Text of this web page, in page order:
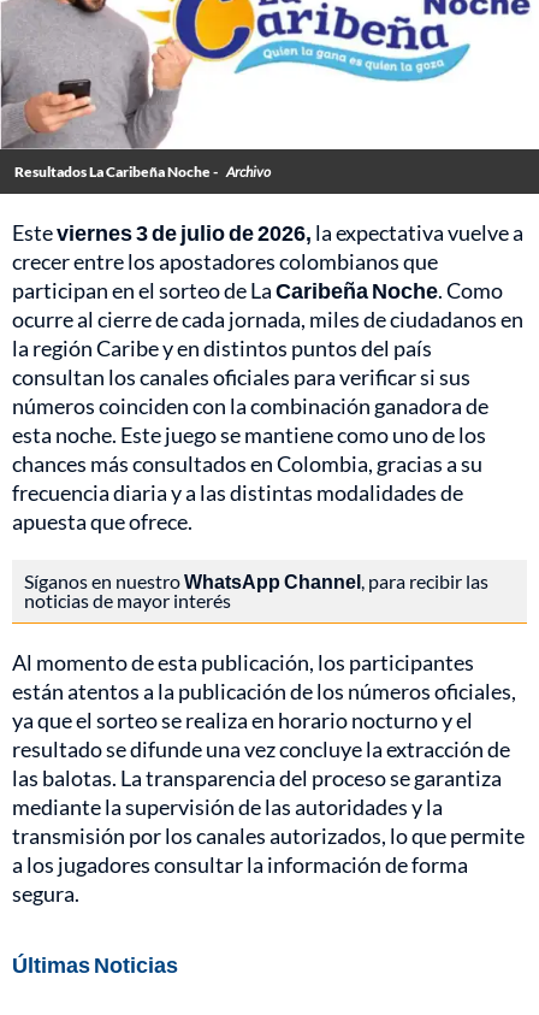
Resultados La Caribeña Noche - Archivo
Esteviernes 3 de julio de 2026, la expectativa vuelve a
crecer entre los apostadores colombianos que
participan en el sorteo de LaCaribeña Noche. Como
ocurre al cierre de cada jornada, miles de ciudadanos en
la región Caribe y en distintos puntos del país
consultan los canales oficiales para verificar si sus
números coinciden con la combinación ganadora de
esta noche. Este juego se mantiene como uno de los
chances más consultados en Colombia, gracias a su
frecuencia diaria y a las distintas modalidades de
apuesta que ofrece.
Síganos en nuestroWhatsApp Channel, para recibir las
noticias de mayor interés
Al momento de esta publicación, los participantes
están atentos a la publicación de los números oficiales,
ya que el sorteo se realiza en horario nocturno y el
resultado se difunde una vez concluye la extracción de
las balotas. La transparencia del proceso se garantiza
mediante la supervisión de las autoridades y la
transmisión por los canales autorizados, lo que permite
a los jugadores consultar la información de forma
segura.
Últimas Noticias